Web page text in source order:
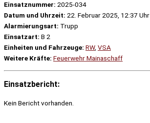
Einsatznummer: 2025-034
Datum und Uhrzeit: 22. Februar 2025, 12:37 Uhr
Alarmierungsart: Trupp
Einsatzart: B 2
Einheiten und Fahrzeuge: RW, VSA
Weitere Kräfte: Feuerwehr Mainaschaff
Einsatzbericht:
Kein Bericht vorhanden.